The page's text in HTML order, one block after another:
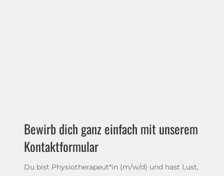
Bewirb dich ganz einfach mit unserem
Kontaktformular
Du bist Physiotherapeut*in (m/w/d) und hast Lust,